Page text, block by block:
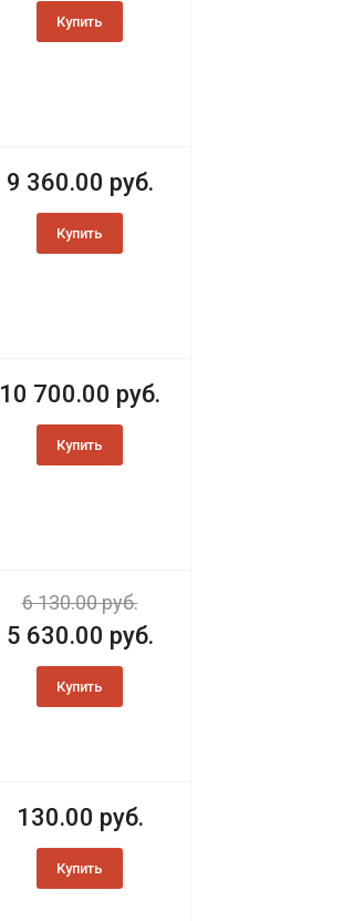
Купить
9 360.00 руб.
Купить
10 700.00 руб.
Купить
6 130.00 руб.
5 630.00 руб.
Купить
130.00 руб.
Купить